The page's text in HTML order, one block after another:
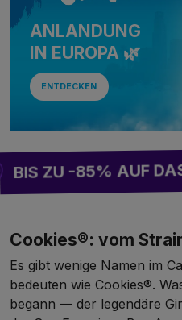
ANLANDUNG
IN EUROPA 🌿
ENTDECKEN
AUF DAS
Cookies®: vom
Es gibt wenige Namen im
bedeuten wie Cookies®.
begann — der legendäre